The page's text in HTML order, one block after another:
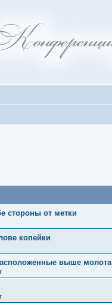
стороны от метки
копейки
выше молота